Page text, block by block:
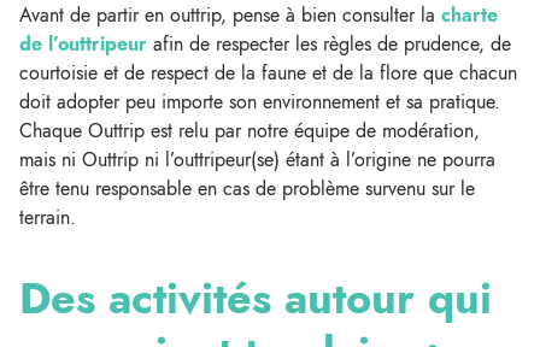
Avant de partir en outtrip, pense à bien consulter la charte
de l’outtripeur afin de respecter les règles de prudence, de
courtoisie et de respect de la faune et de la flore que chacun
doit adopter peu importe son environnement et sa pratique.
Chaque Outtrip est relu par notre équipe de modération,
mais ni Outtrip ni l’outtripeur(se) étant à l’origine ne pourra
être tenu responsable en cas de problème survenu sur le
terrain.
Des activités autour qui